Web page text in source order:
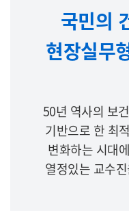
국민의
현장실무
50년 역사의 보
기반으로 한 최
변화하는 시대
열정있는 교수